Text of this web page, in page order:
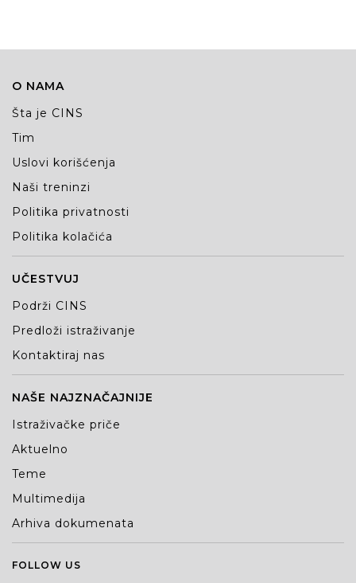
O NAMA
Šta je CINS
Tim
Uslovi korišćenja
Naši treninzi
Politika privatnosti
Politika kolačića
UČESTVUJ
Podrži CINS
Predloži istraživanje
Kontaktiraj nas
NAŠE NAJZNAČAJNIJE
Istraživačke priče
Aktuelno
Teme
Multimedija
Arhiva dokumenata
FOLLOW US